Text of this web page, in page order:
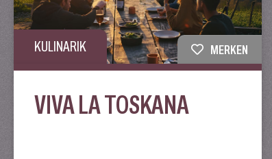
KULINARIK MERKEN
VIVA LA TOSKANA